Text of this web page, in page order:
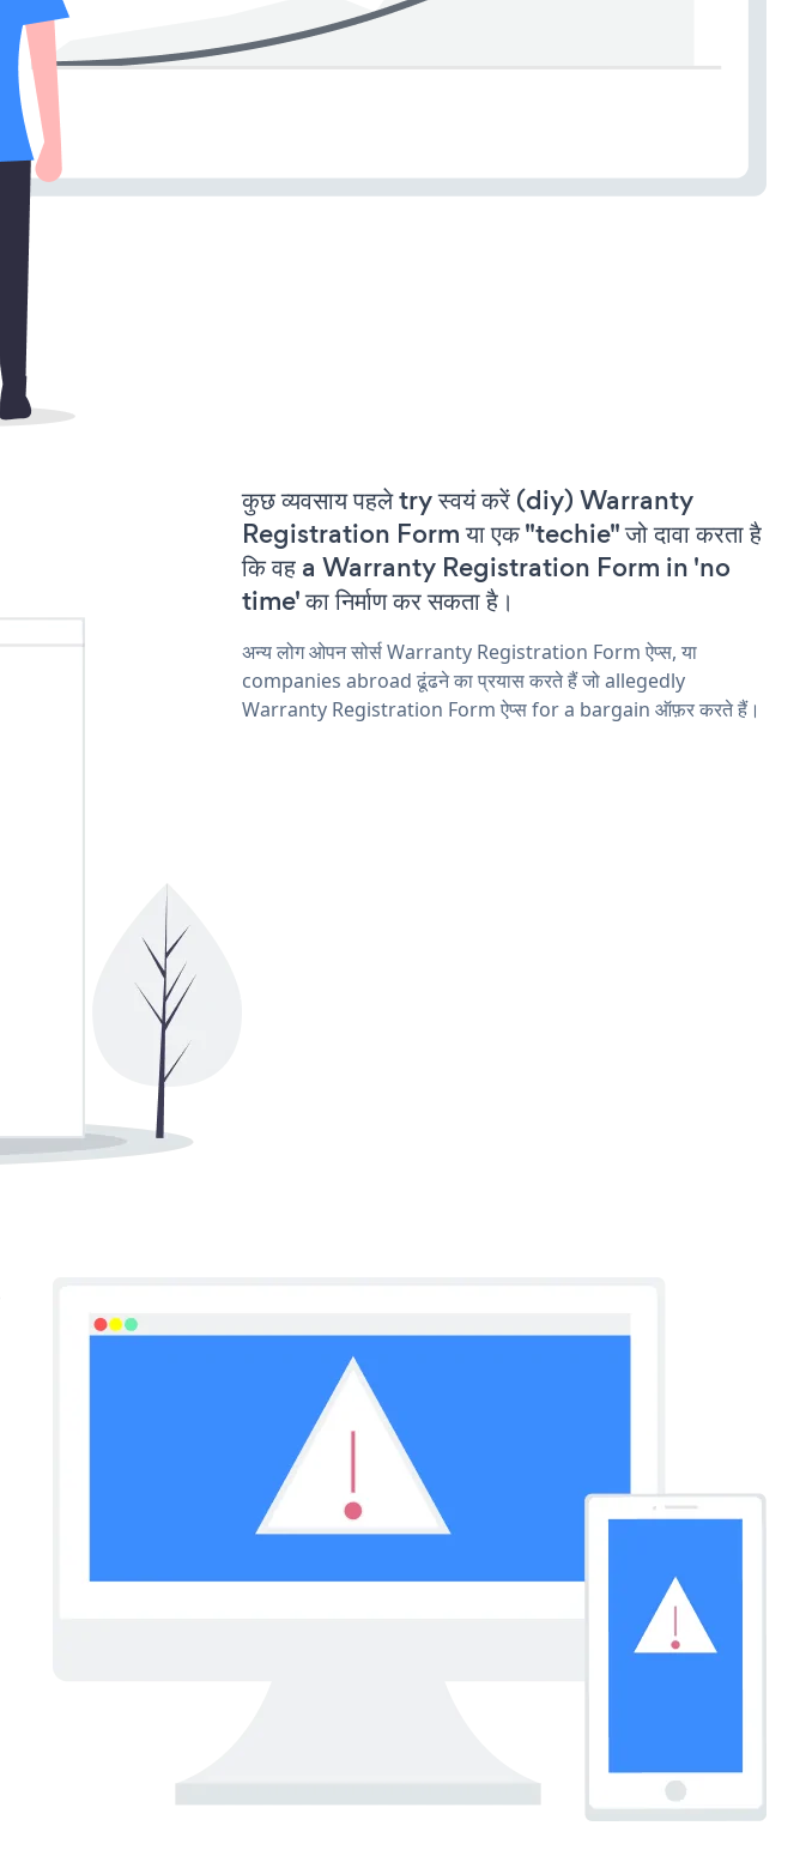
कुछ व्यवसाय पहले try स्वयं करें (diy) Warranty
Registration Form या एक "techie" जो दावा करता है
कि वह a Warranty Registration Form in 'no
time' का निर्माण कर सकता है।
अन्य लोग ओपन सोर्स Warranty Registration Form ऐप्स, या
companies abroad ढूंढने का प्रयास करते हैं जो allegedly
Warranty Registration Form ऐप्स for a bargain ऑफ़र करते हैं।